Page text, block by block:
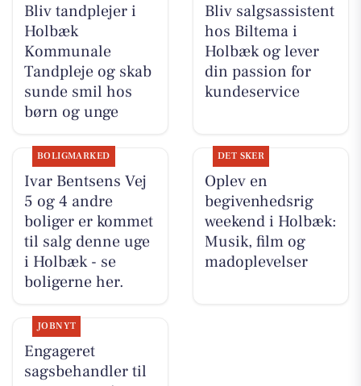
Bliv tandplejer i
Holbæk
Kommunale
Tandpleje og skab
sunde smil hos
børn og unge
Bliv salgsassistent
hos Biltema i
Holbæk og lever
din passion for
kundeservice
BOLIGMARKED
Ivar Bentsens Vej
5 og 4 andre
boliger er kommet
til salg denne uge
i Holbæk - se
boligerne her.
DET SKER
Oplev en
begivenhedsrig
weekend i Holbæk:
Musik, film og
madoplevelser
JOBNYT
Engageret
sagsbehandler til